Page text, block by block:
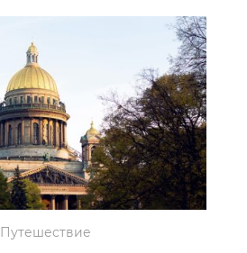
Путешествие